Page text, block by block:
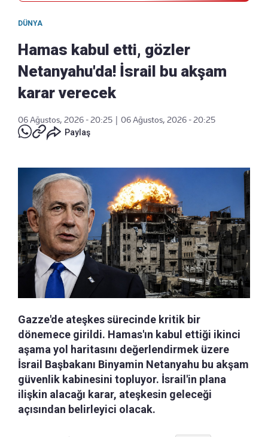
DÜNYA
Hamas kabul etti, gözler
Netanyahu'da! İsrail bu akşam
karar verecek
06 Ağustos, 2026 - 20:25
06 Ağustos, 2026 - 20:25
Paylaş
Gazze'de ateşkes sürecinde kritik bir
dönemece girildi. Hamas'ın kabul ettiği ikinci
aşama yol haritasını değerlendirmek üzere
İsrail Başbakanı Binyamin Netanyahu bu akşam
güvenlik kabinesini topluyor. İsrail'in plana
ilişkin alacağı karar, ateşkesin geleceği
açısından belirleyici olacak.